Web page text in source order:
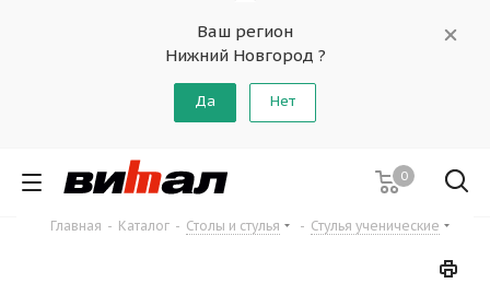
Ваш регион
Нижний Новгород ?
Да Нет
0
Главная - Каталог - Столы и стулья - Стулья ученические